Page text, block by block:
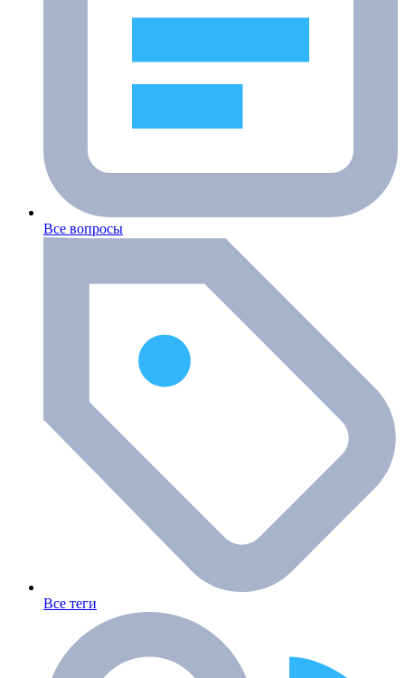
Все вопросы
Все теги